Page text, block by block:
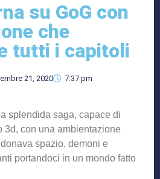
su GoG con
che
tutti i capitoli
21, 2020
7:37 pm
splendida saga, capace di
3d, con una ambientazione
spazio, demoni e
portandoci in un mondo fatto